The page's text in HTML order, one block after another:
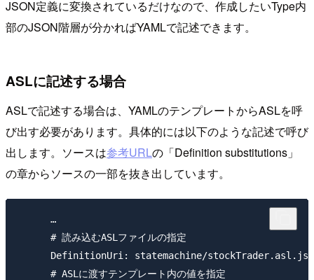
JSON定義に変換されているだけなので、作成したいType内
部のJSON階層が分かればYAMLで記述できます。
ASLに記述する場合
ASLで記述する場合は、YAMLのテンプレートからASLを呼
び出す必要があります。具体的には以下のような記述で呼び
出します。ソースは参考URLの「Definition substitutions」
の章からソースの一部を抜き出しています。
      …
      # 読み込むASLファイルの指定
DefinitionUri: statemachine/
      # ASLに渡すテンプレート内の値を指定